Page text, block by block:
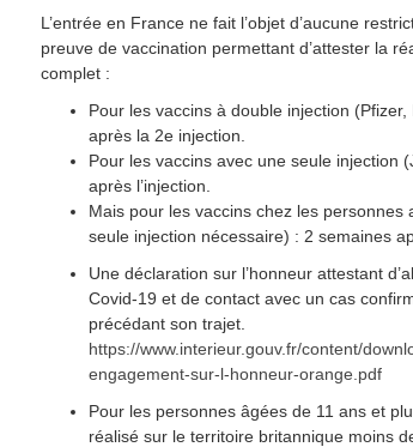
L’entrée en France ne fait l’objet d’aucune
preuve de vaccination permettant d’attester la
complet :
Pour les vaccins à double injection
après la 2e injection.
Pour les vaccins avec une seule injection
après l’injection.
Mais pour les vaccins chez les
seule injection nécessaire) : 2 semaines
Une déclaration sur l’honneur attestant
Covid-19 et de contact avec un cas
précédant son trajet.
https://www.interieur.gouv.fr/content/
engagement-sur-l-honneur-orange.pdf
Pour les personnes âgées de 11 ans et
réalisé sur le territoire britannique moins